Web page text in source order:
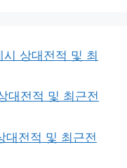
상대전적 및 최
대전적 및 최근전
대전적 및 최근전